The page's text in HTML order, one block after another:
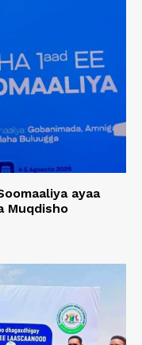
ayaa
Muqdisho